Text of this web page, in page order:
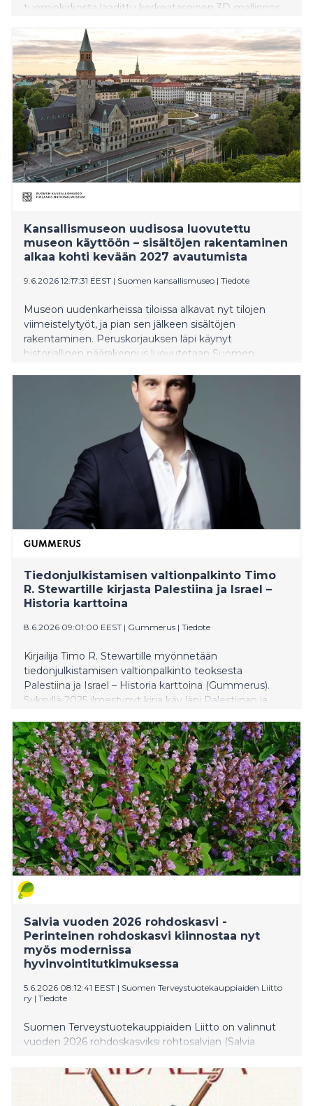
tuomiokirkosta laadittu korkeatasoinen 3D-mallinnos
kulttuuri- ja kirkkohistoriaan sekä seurakuntien
tarjoamiin palveluihin.
Kansallismuseon uudisosa luovutettu
museon käyttöön – sisältöjen rakentaminen
alkaa kohti kevään 2027 avautumista
9.6.2026 12:17:31 EEST | Suomen kansallismuseo | Tiedote
Museon uudenkarheissa tiloissa alkavat nyt tilojen
viimeistelytyöt, ja pian sen jälkeen sisältöjen
rakentaminen. Peruskorjauksen läpi käynyt
historiallinen päärakennus luovutetaan Suomen
yleisölle huhtikuussa 2027.
Tiedonjulkistamisen valtionpalkinto Timo
R. Stewartille kirjasta Palestiina ja Israel –
Historia karttoina
8.6.2026 09:01:00 EEST | Gummerus | Tiedote
Kirjailija Timo R. Stewartille myönnetään
tiedonjulkistamisen valtionpalkinto teoksesta
Palestiina ja Israel – Historia karttoina (Gummerus).
Syksyllä 2025 ilmestynyt kirja käy läpi Palestiinan ja
yleistajuisesti ja kronologisesti eri aikakausien karttojen
avulla. Tiedonjulkistamisen valtionpalkinnot ovat
tunnustus tiedonjulkistamisen yhteiskunnallisesta
merkityksestä.
Salvia vuoden 2026 rohdoskasvi -
Perinteinen rohdoskasvi kiinnostaa nyt
myös modernissa
hyvinvointitutkimuksessa
5.6.2026 08:12:41 EEST | Suomen Terveystuotekauppiaiden Liitto
ry | Tiedote
Suomen Terveystuotekauppiaiden Liitto on valinnut
vuoden 2026 rohdoskasviksi rohtosalvian (Salvia
käyttöhistoria, monipuoliset hyvinvointivaikutukset
sekä kasvava tieteellinen tutkimus erityisesti
vaihdevuosioireiden, mielialan, vireystilan ja